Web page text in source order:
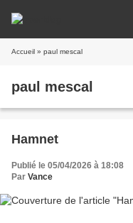
Accueil » paul mescal
paul mescal
Hamnet
Publié le 05/04/2026 à 18:08
Par Vance